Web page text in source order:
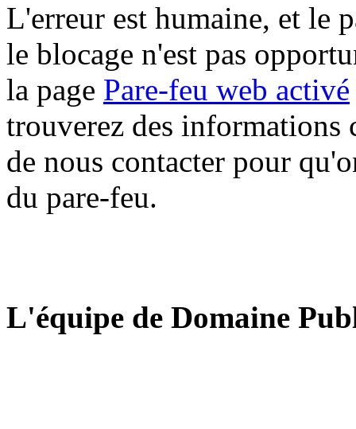
L'erreur est humaine, et le
le blocage n'est pas
la page Pare-feu web activé
trouverez des informations
de nous contacter pour
du pare-feu.
L'équipe de Domaine